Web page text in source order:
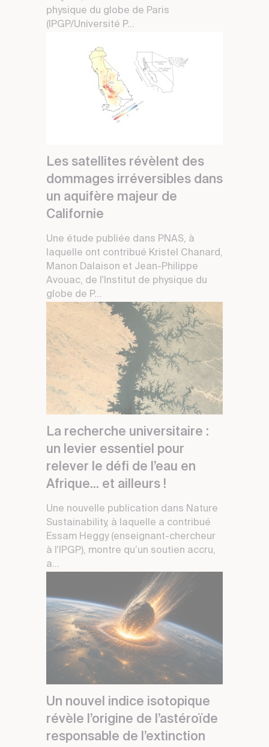
physique du globe de Paris
(IPGP/Université P...
Les satellites révèlent des
dommages irréversibles dans
un aquifère majeur de
Californie
Une étude publiée dans PNAS, à
laquelle ont contribué Kristel Chanard,
Manon Dalaison et Jean-Philippe
Avouac, de l'Institut de physique du
globe de P...
La recherche universitaire :
un levier essentiel pour
relever le défi de l’eau en
Afrique... et ailleurs !
Une nouvelle publication dans Nature
Sustainability, à laquelle a contribué
Essam Heggy (enseignant-chercheur
à l'IPGP), montre qu’un soutien accru,
a...
Un nouvel indice isotopique
révèle l’origine de l’astéroïde
responsable de l’extinction